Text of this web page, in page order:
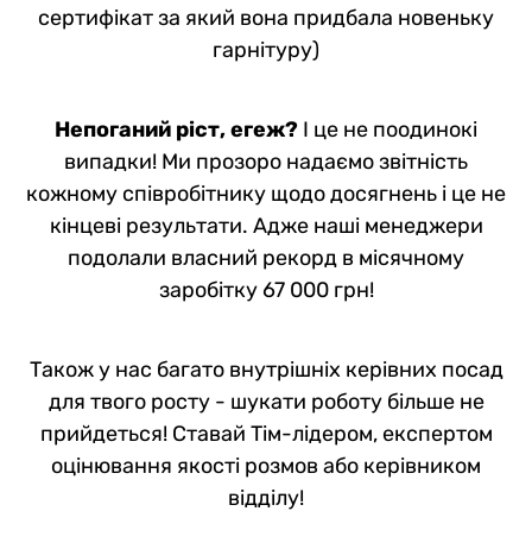
сертифікат за який вона придбала новеньку
гарнітуру)
Непоганий ріст, егеж? І це не поодинокі
випадки! Ми прозоро надаємо звітність
кожному співробітнику щодо досягнень і це не
кінцеві результати. Адже наші менеджери
подолали власний рекорд в місячному
заробітку 67 000 грн!
Також у нас багато внутрішніх керівних посад
для твого росту - шукати роботу більше не
прийдеться! Ставай Тім-лідером, експертом
оцінювання якості розмов або керівником
відділу!